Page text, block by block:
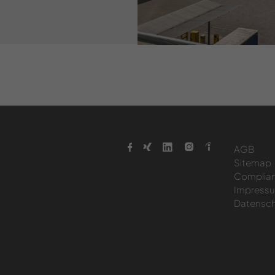
AGB
Sitemap